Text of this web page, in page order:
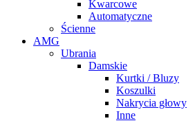
Kwarcowe
Automatyczne
Ścienne
AMG
Ubrania
Damskie
Kurtki / Bluzy
Koszulki
Nakrycia głowy
Inne